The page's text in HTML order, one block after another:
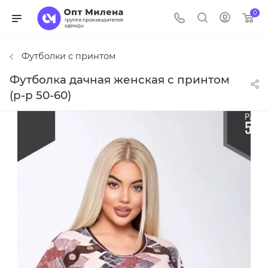
0
Футболки с принтом
Футболка дачная женская с принтом
(р-р 50-60)